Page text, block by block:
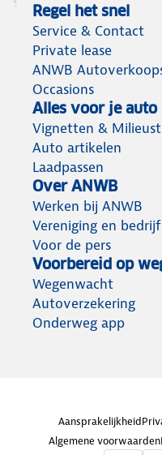
Regel het snel
Service & Contact
Private lease
ANWB
Occasions
Alles voor je auto
Vignetten &
Auto artikelen
Laadpassen
Over ANWB
Werken bij ANWB
Vereniging en bedrijf
Voor de pers
Voorbereid op
Wegenwacht
Autoverzekering
Onderweg app
Aansprakelijkheid
Algemene voorwaarden